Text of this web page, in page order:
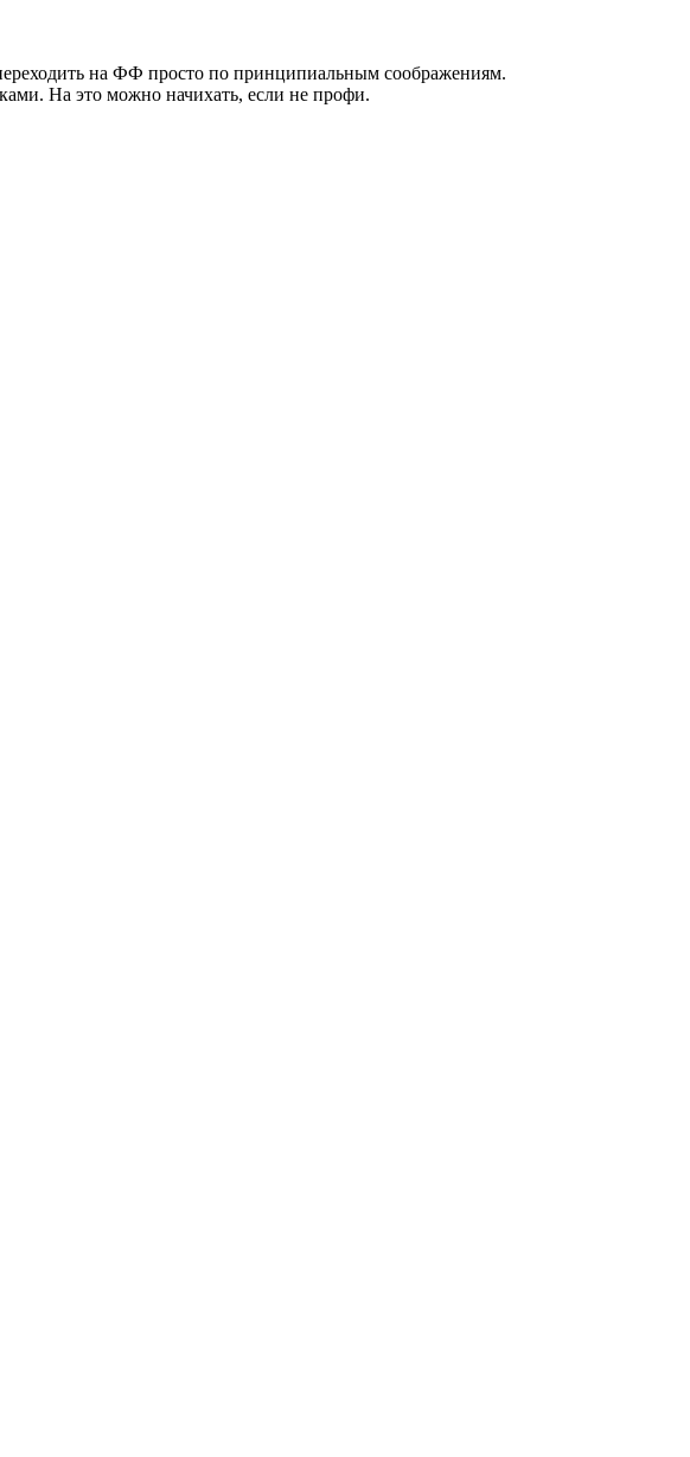
на ФФ просто по принципиальным соображениям.
На это можно начихать, если не профи.